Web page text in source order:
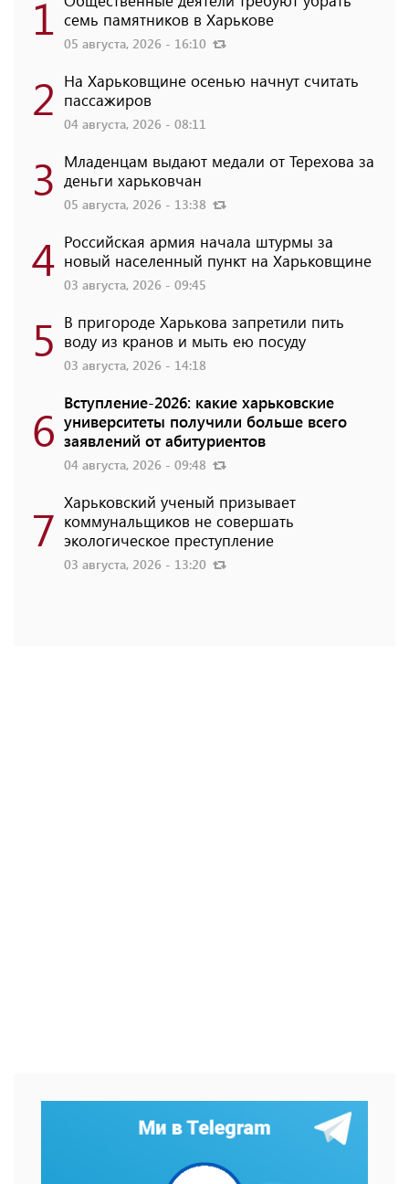
1 семь памятников в Харькове
05 августа, 2026 - 16:10
2 На Харьковщине осенью начнут считать
пассажиров
04 августа, 2026 - 08:11
3 Младенцам выдают медали от Терехова за
деньги харьковчан
05 августа, 2026 - 13:38
4 Российская армия начала штурмы за
новый населенный пункт на Харьковщине
03 августа, 2026 - 09:45
5 В пригороде Харькова запретили пить
воду из кранов и мыть ею посуду
03 августа, 2026 - 14:18
6 Вступление-2026: какие харьковские
университеты получили больше всего
заявлений от абитуриентов
04 августа, 2026 - 09:48
7 Харьковский ученый призывает
коммунальщиков не совершать
экологическое преступление
03 августа, 2026 - 13:20